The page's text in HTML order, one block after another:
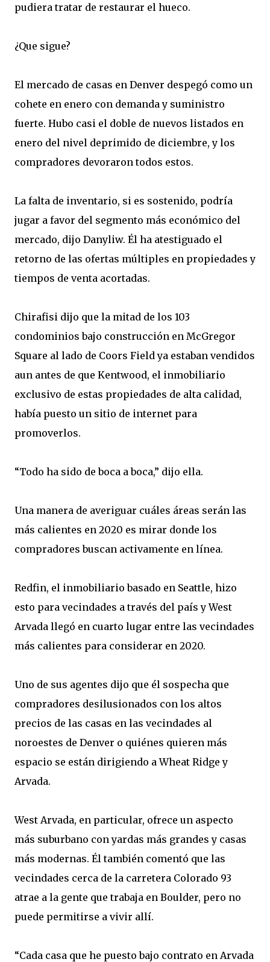
pudiera tratar de restaurar el hueco.
¿Que sigue?
El mercado de casas en Denver despegó como un
cohete en enero con demanda y suministro
fuerte. Hubo casi el doble de nuevos listados en
enero del nivel deprimido de diciembre, y los
compradores devoraron todos estos.
La falta de inventario, si es sostenido, podría
jugar a favor del segmento más económico del
mercado, dijo Danyliw. Él ha atestiguado el
retorno de las ofertas múltiples en propiedades y
tiempos de venta acortadas.
Chirafisi dijo que la mitad de los 103
condominios bajo construcción en McGregor
Square al lado de Coors Field ya estaban vendidos
aun antes de que Kentwood, el inmobiliario
exclusivo de estas propiedades de alta calidad,
había puesto un sitio de internet para
promoverlos.
“Todo ha sido de boca a boca,” dijo ella.
Una manera de averiguar cuáles áreas serán las
más calientes en 2020 es mirar donde los
compradores buscan activamente en línea.
Redfin, el inmobiliario basado en Seattle, hizo
esto para vecindades a través del país y West
Arvada llegó en cuarto lugar entre las vecindades
más calientes para considerar en 2020.
Uno de sus agentes dijo que él sospecha que
compradores desilusionados con los altos
precios de las casas en las vecindades al
noroestes de Denver o quiénes quieren más
espacio se están dirigiendo a Wheat Ridge y
Arvada.
West Arvada, en particular, ofrece un aspecto
más suburbano con yardas más grandes y casas
más modernas. Él también comentó que las
vecindades cerca de la carretera Colorado 93
atrae a la gente que trabaja en Boulder, pero no
puede permitirse a vivir allí.
“Cada casa que he puesto bajo contrato en Arvada